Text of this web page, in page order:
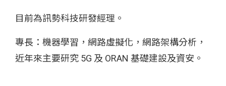
目前為訊勢科技研發經理。
專長：機器學習，網路虛擬化，網路架構分析，
近年來主要研究 5G 及 ORAN 基礎建設及資安。